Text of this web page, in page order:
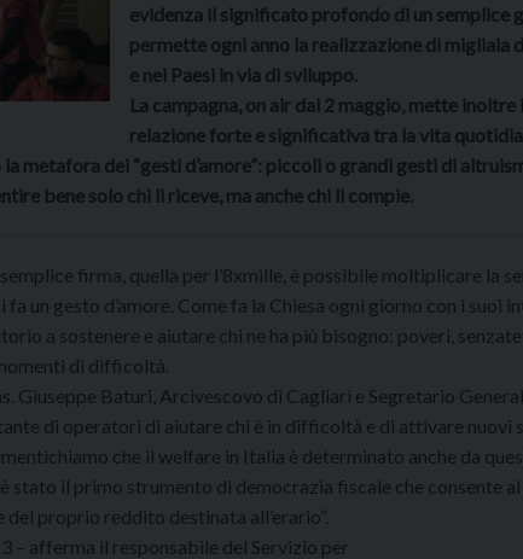
evidenza il significato profondo di un semplice
permette ogni anno la realizzazione di migliaia
e nei Paesi in via di sviluppo.
La campagna, on air dal 2 maggio, mette inoltre
relazione forte e significativa tra la vita
metafora dei “gesti d’amore”: piccoli o grandi gesti di
bene solo chi li riceve, ma anche chi li compie.
firma, quella per l’8xmille, è possibile moltiplicare la
fa un gesto d’amore. Come fa la Chiesa ogni giorno con i suoi
a sostenere e aiutare chi ne ha più bisogno: poveri,
di difficoltà.
Giuseppe Baturi, Arcivescovo di Cagliari e Segretario
di operatori di aiutare chi è in difficoltà e di attivare nuovi
che il welfare in Italia è determinato anche da
stato il primo strumento di democrazia fiscale che consente
proprio reddito destinata all’erario”.
– afferma il responsabile del Servizio per